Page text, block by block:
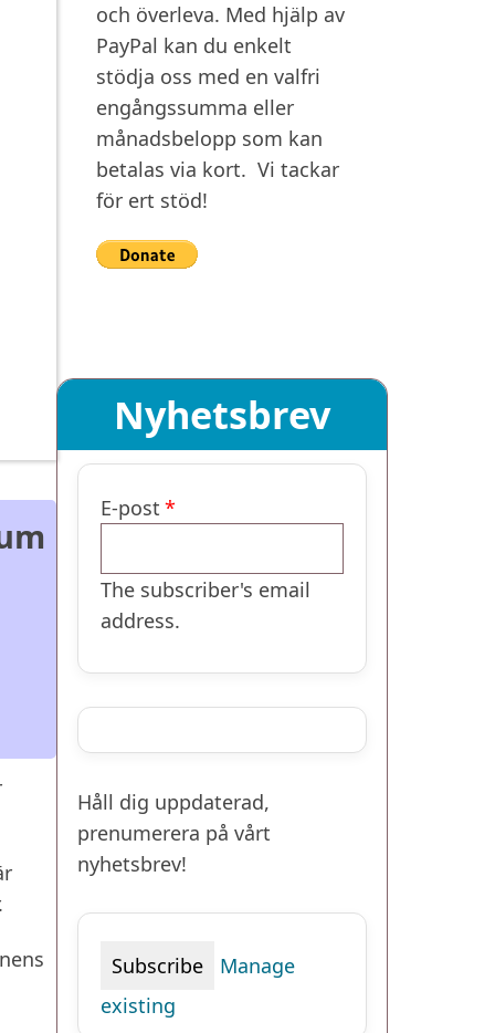
och överleva. Med hjälp av
PayPal kan du enkelt
stödja oss med en valfri
engångssumma eller
månadsbelopp som kan
betalas via kort. Vi tackar
för ert stöd!
Nyhetsbrev
E-post
The subscriber's email
address.
Håll dig uppdaterad,
prenumerera på vårt
nyhetsbrev!
Manage
existing